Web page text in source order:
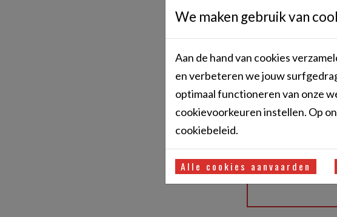
Gemeente *
Email *
Telefoon *
We maken gebruik van
Aan de hand van cookies
en verbeteren we jouw
optimaal functioneren van onze
cookievoorkeuren instellen. Op
cookiebeleid.
Alle cookies aanvaarden